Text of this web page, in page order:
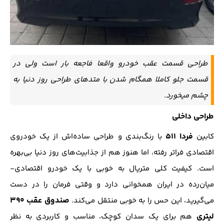
طراحی قسمت عقب خودرو واقعا فاجعه بار است ولی در
قسمت جلو کاملا همگام شدن با متدهای طراحی روز دنیا به
چشم میخورد.
طراحی داخلی
کابین فردا ۵۱۱
با رنگ‌بندی و طراحی ساده‌اش از یک خودروی
اقتصادی فراتر رفته، اما هنوز هم از جذابیت‌های روز دنیا بی‌بهره
است. کیفیت کلی متریال به خوبی با یک خودرو اقتصادی-
میان‌رده در ایران همخوانی دارد و وقتی فرمان را در دست
می‌گیرید، این حس را به خوبی منتقل می‌کند.
صندوق عقب ۳۹۰
لیتری هم برای یک سدان کوچک، مناسب و کاربردی به نظر